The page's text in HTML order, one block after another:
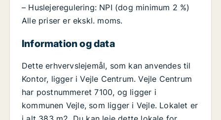
– Huslejeregulering: NPI (dog minimum 2 %)
Alle priser er ekskl. moms.
Information og data
Dette erhvervslejemål, som kan anvendes til
Kontor, ligger i Vejle Centrum. Vejle Centrum
har postnummeret 7100, og ligger i
kommunen Vejle, som ligger i Vejle. Lokalet er